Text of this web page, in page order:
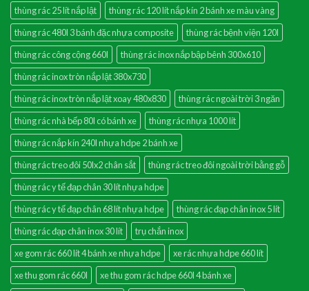
thùng rác 25 lít nắp lật
thùng rác 120 lít nắp kín 2 bánh xe màu vàng
thùng rác 480l 3 bánh đặc nhựa composite
thùng rác bệnh viện 120l
thùng rác công cộng 660l
thùng rác inox nắp bập bênh 300x610
thùng rác inox tròn nắp lật 380x730
thùng rác inox tròn nắp lật xoay 480x830
thùng rác ngoài trời 3 ngăn
thùng rác nhà bếp 80l có bánh xe
thùng rác nhựa 1000 lít
thùng rác nắp kín 240l nhựa hdpe 2 bánh xe
thùng rác treo đôi 50lx2 chân sắt
thùng rác treo đôi ngoài trời bằng gỗ
thùng rác y tế đạp chân 30 lít nhựa hdpe
thùng rác y tế đạp chân 68 lít nhựa hdpe
thùng rác đạp chân inox 5 lít
thùng rác đạp chân inox 30 lít
trụ chắn inox
xe gom rác 660 lít 4 bánh xe nhựa hdpe
xe rác nhựa hdpe 660 lít
xe thu gom rác 660l
xe thu gom rác hdpe 660l 4 bánh xe